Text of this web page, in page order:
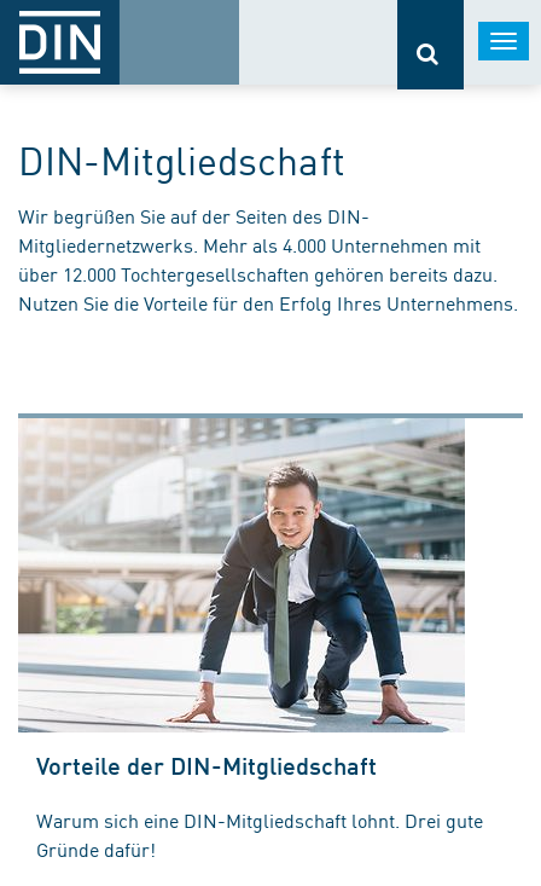
DIN-Mitgliedschaft
Wir begrüßen Sie auf der Seiten des DIN-
Mitgliedernetzwerks. Mehr als 4.000 Unternehmen mit
über 12.000 Tochtergesellschaften gehören bereits dazu.
Nutzen Sie die Vorteile für den Erfolg Ihres Unternehmens.
Vorteile der DIN-Mitgliedschaft
Warum sich eine DIN-Mitgliedschaft lohnt. Drei gute
Gründe dafür!